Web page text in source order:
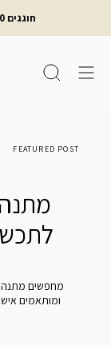
חוגגים 10 שנים 🎉 ונהנים ממבצע של פעם בעשור
חיפוש
FEATURED POST
מחפשים מתנה
ומותאמים